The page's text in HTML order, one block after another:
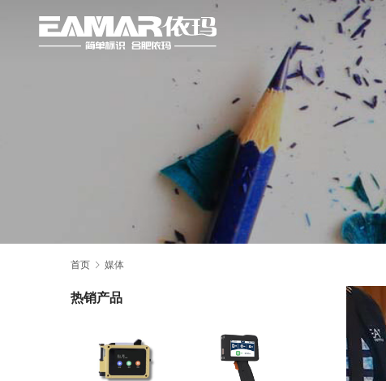
首页 媒体
热销产品